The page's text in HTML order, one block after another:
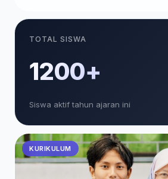
TOTAL SISWA
1200+
Siswa aktif tahun ajaran ini
KURIKULUM